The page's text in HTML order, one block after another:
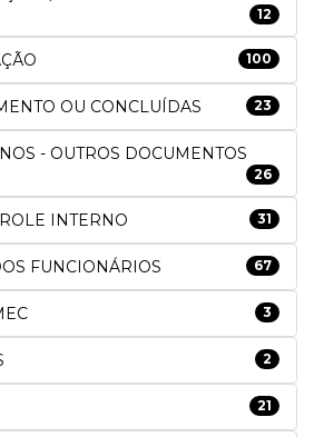
12
100
OU CONCLUÍDAS 23
- OUTROS DOCUMENTOS
26
INTERNO 31
FUNCIONÁRIOS 67
3
2
21